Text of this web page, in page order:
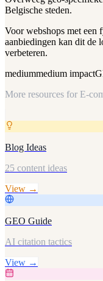
Belgische steden.
Voor webshops met een
aanbiedingen kan dit de
verbeteren.
mediummedium impact
More resources for E-
Blog Ideas
25 content ideas
View →
GEO Guide
AI citation tactics
View →